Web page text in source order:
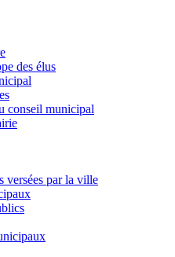
des élus
conseil municipal
versées par la ville